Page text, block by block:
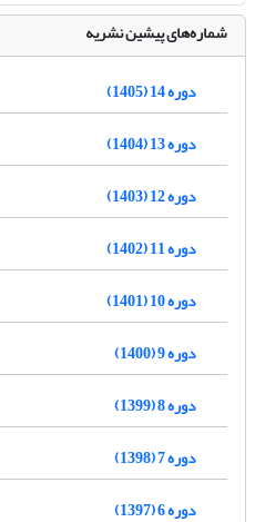
شماره‌های پیشین نشریه
دوره 14 (1405)
دوره 13 (1404)
دوره 12 (1403)
دوره 11 (1402)
دوره 10 (1401)
دوره 9 (1400)
دوره 8 (1399)
دوره 7 (1398)
دوره 6 (1397)